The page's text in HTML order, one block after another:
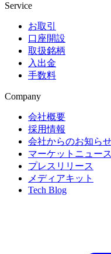
Service
お取引
口座開設
取扱銘柄
入出金
手数料
Company
会社概要
採用情報
会社からのお知ら
マーケットニュース
プレスリリース
メディアキット
Tech Blog